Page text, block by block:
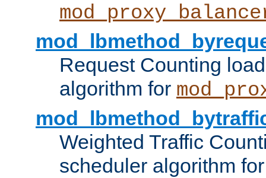
Request Counting
algorithm for
Weighted Traffic
scheduler algorithm for